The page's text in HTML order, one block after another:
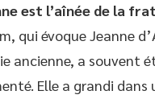
est l’aînée de la
qui évoque Jeanne
ancienne, a souvent
Elle a grandi dans